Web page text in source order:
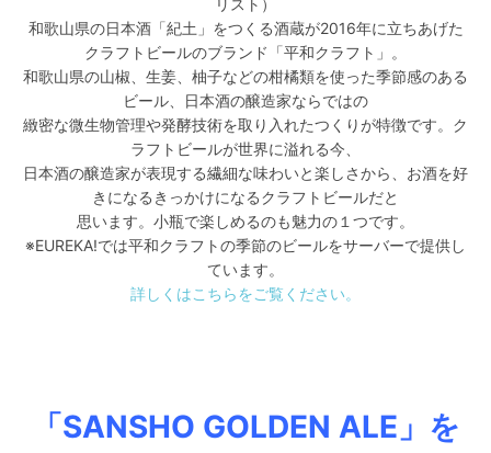
リスト）
和歌山県の日本酒「紀土」をつくる酒蔵が2016年に立ちあげた
クラフトビールのブランド「平和クラフト」。
和歌山県の山椒、生姜、柚子などの柑橘類を使った季節感のある
ビール、日本酒の醸造家ならではの
緻密な微生物管理や発酵技術を取り入れたつくりが特徴です。ク
ラフトビールが世界に溢れる今、
日本酒の醸造家が表現する繊細な味わいと楽しさから、お酒を好
きになるきっかけになるクラフトビールだと
思います。小瓶で楽しめるのも魅力の１つです。
※EUREKA!では平和クラフトの季節のビールをサーバーで提供し
ています。
詳しくはこちらをご覧ください。
「SANSHO GOLDEN ALE」を